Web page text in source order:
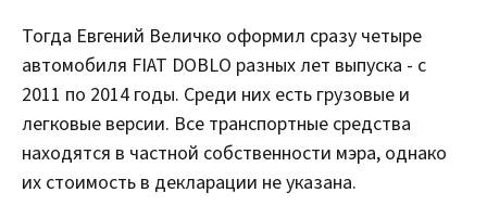
Тогда Евгений Величко оформил сразу четыре
автомобиля FIAT DOBLO разных лет выпуска - с
2011 по 2014 годы. Среди них есть грузовые и
легковые версии. Все транспортные средства
находятся в частной собственности мэра, однако
их стоимость в декларации не указана.